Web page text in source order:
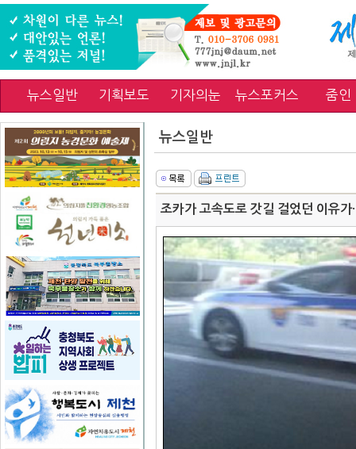
뉴스일반 기획보도 기자의눈 뉴스포커스 줌인
뉴스일반
조카가 고속도로 갓길 걸었던 이유